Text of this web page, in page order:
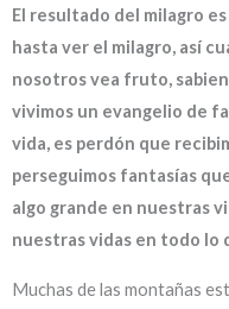
El resultado del milagro
hasta ver el milagro, así
nosotros vea fruto,
vivimos un evangelio de
vida, es perdón que
perseguimos fantasías
algo grande en nuestras
nuestras vidas en todo lo
Muchas de las montañas